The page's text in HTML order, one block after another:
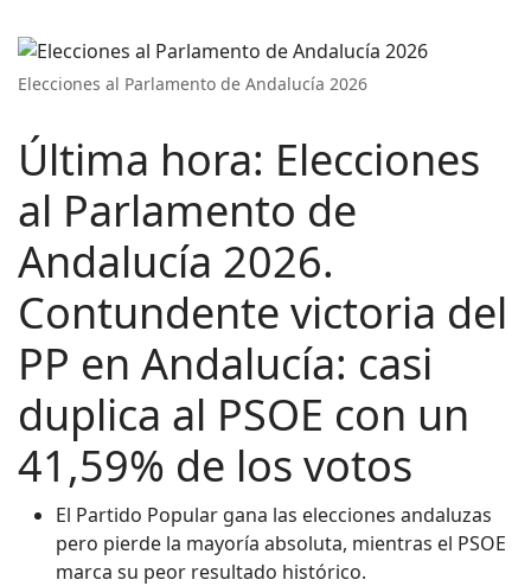
Elecciones al Parlamento de Andalucía 2026
Última hora: Elecciones
al Parlamento de
Andalucía 2026.
Contundente victoria del
PP en Andalucía: casi
duplica al PSOE con un
41,59% de los votos
El Partido Popular gana las elecciones andaluzas
pero pierde la mayoría absoluta, mientras el PSOE
marca su peor resultado histórico.